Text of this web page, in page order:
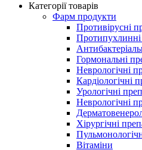
Категорії товарів
Фарм продукти
Противірусні
Протипухлинні
Гормональні
Неврологічні
Кардіологічні
Урологічні
Неврологічні
Хірургічні
Вітаміни